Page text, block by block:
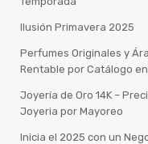
Ilusión Primavera 2025
Perfumes Originales y
Rentable por Catálogo
Joyería de Oro 14K –
Joyeria por Mayoreo
Inicia el 2025 con un